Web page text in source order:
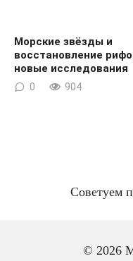
Морские звёзды и
восстановление
новые исследования
0 904
© 2026
Советуем